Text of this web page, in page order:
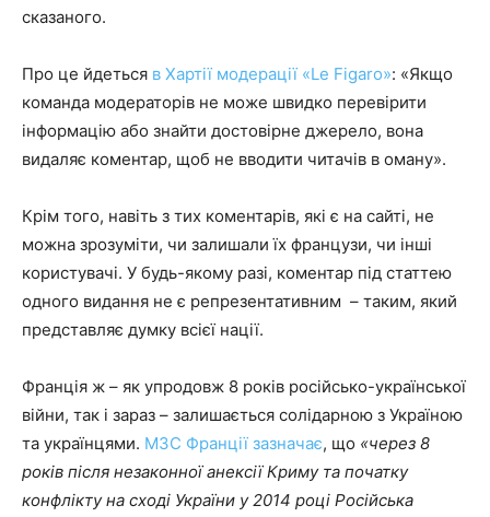
сказаного.
Про це йдеться в Хартії модерації «Le Figaro»: «Якщо
команда модераторів не може швидко перевірити
інформацію або знайти достовірне джерело, вона
видаляє коментар, щоб не вводити читачів в оману».
Крім того, навіть з тих коментарів, які є на сайті, не
можна зрозуміти, чи залишали їх французи, чи інші
користувачі. У будь-якому разі, коментар під статтею
одного видання не є репрезентативним – таким, який
представляє думку всієї нації.
Франція ж – як упродовж 8 років російсько-української
війни, так і зараз – залишається солідарною з Україною
та українцями. МЗС Франції зазначає, що «через 8
років після незаконної анексії Криму та початку
конфлікту на сході України у 2014 році Російська